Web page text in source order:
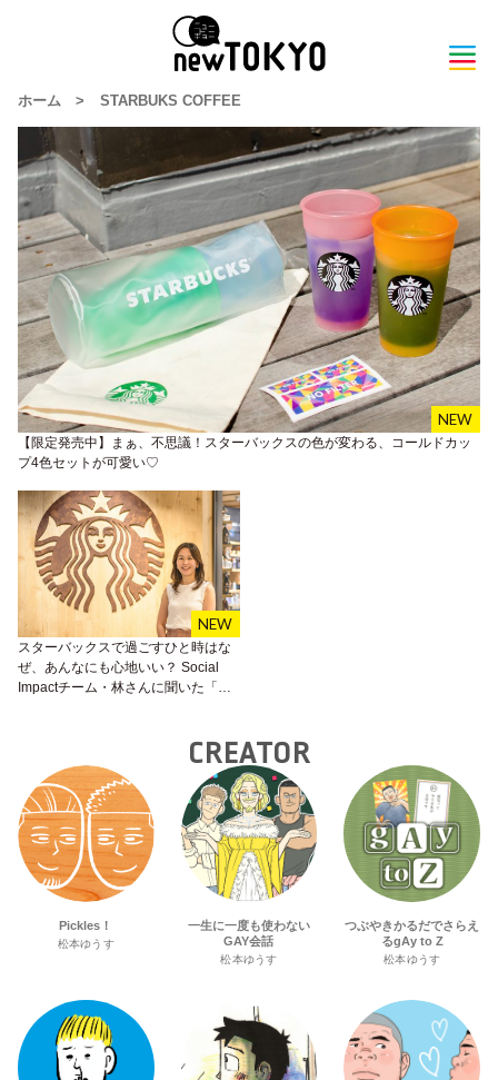
ホーム > STARBUKS COFFEE
【限定発売中】まぁ、不思議！スターバックスの色が変わる、コールドカッ
プ4色セットが可愛い♡
スターバックスで過ごすひと時はな
ぜ、あんなにも心地いい？ Social
Impactチーム・林さんに聞いた「Our
CREATOR
Pickles！
松本ゆうす
一生に一度も使わない
GAY会話
松本ゆうす
つぶやきかるだでさらえ
るgAy to Z
松本ゆうす